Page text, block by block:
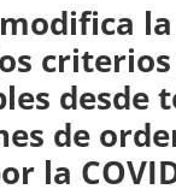
desde
de
la